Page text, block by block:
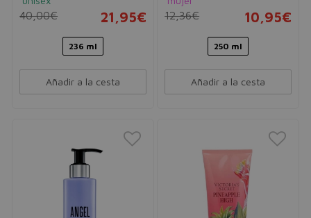
40,00€ 21,95€
236 ml
Añadir a la cesta
12,36€ 10,95€
250 ml
Añadir a la cesta